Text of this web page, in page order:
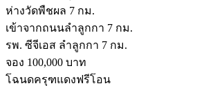
ห่างวัดพืชผล 7 กม.
เข้าจากถนนลำลูกกา 7 กม.
รพ. ซีจีเอส ลำลูกกา 7 กม.
จอง 100,000 บาท
โฉนดครุฑแดงฟรีโอน